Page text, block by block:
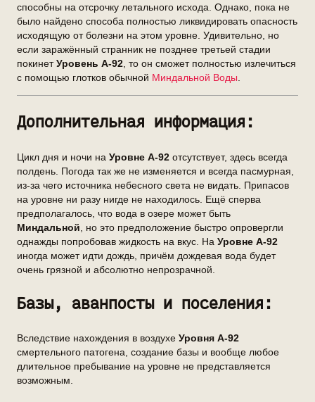
способны на отсрочку летального исхода. Однако, пока не
было найдено способа полностью ликвидировать опасность
исходящую от болезни на этом уровне. Удивительно, но
если заражённый странник не позднее третьей стадии
покинет Уровень А-92, то он сможет полностью излечиться
с помощью глотков обычной Миндальной Воды.
Дополнительная информация:
Цикл дня и ночи на Уровне А-92 отсутствует, здесь всегда
полдень. Погода так же не изменяется и всегда пасмурная,
из-за чего источника небесного света не видать. Припасов
на уровне ни разу нигде не находилось. Ещё сперва
предполагалось, что вода в озере может быть
Миндальной , но это предположение быстро опровергли
однажды попробовав жидкость на вкус. На Уровне А-92
иногда может идти дождь, причём дождевая вода будет
очень грязной и абсолютно непрозрачной.
Базы, аванпосты и поселения:
Вследствие нахождения в воздухе Уровня А-92
смертельного патогена, создание базы и вообще любое
длительное пребывание на уровне не представляется
возможным.